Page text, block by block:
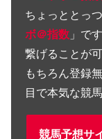
ちょっととっ
ボ＠指数 」で
繋げることが可
もちろん登録
目で本気な競
競馬予想サ